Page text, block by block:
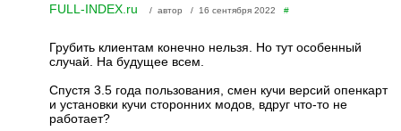
FULL-INDEX.ru / автор / 16 сентября 2022 #
Грубить клиентам конечно нельзя. Но тут особенный
случай. На будущее всем.
Спустя 3.5 года пользования, смен кучи версий опенкарт
и установки кучи сторонних модов, вдруг что-то не
работает?